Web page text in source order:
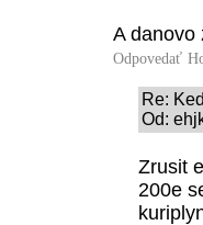
A danovo
Odpovedať
Re:
Od:
Zrusit
200e